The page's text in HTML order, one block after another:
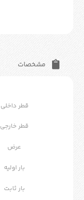
مشخصات
قطر داخلی
قطر خارجی
عرض
بار اولیه
بار ثابت